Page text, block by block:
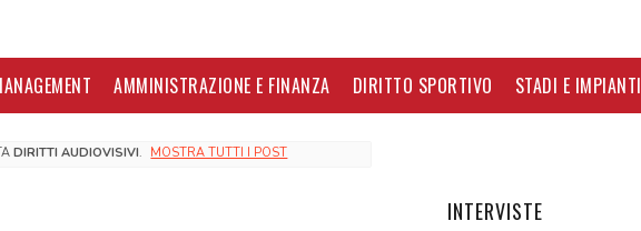
AMMINISTRAZIONE E FINANZA DIRITTO SPORTIVO STADI E IMPIANTI
DIRITTI AUDIOVISIVI. MOSTRA TUTTI I POST
INTERVISTE